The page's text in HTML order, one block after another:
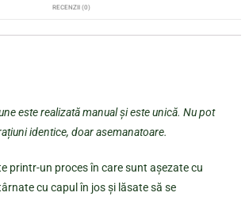
RECENZII (0)
este realizată manual și este unică. Nu pot
identice, doar asemanatoare.
printr-un proces în care sunt așezate cu
cu capul în jos și lăsate să se